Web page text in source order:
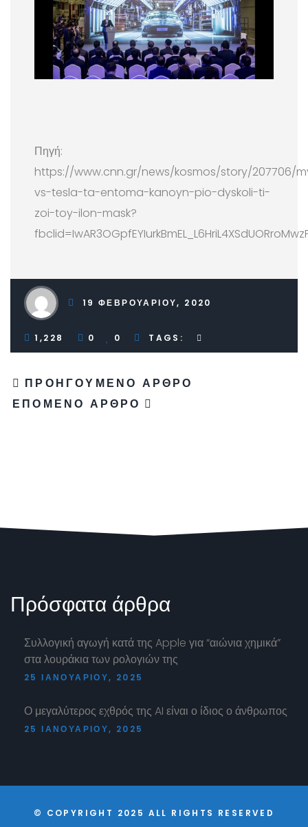
Πηγή:
https://www.cnn.gr/news/kosmos/story/207706/
vs-tesla-ta-entoma-kanoyn-pio-dyskoli-ti-
zoi-toy-ilon-mask?
19 ΦΕΒΡΟΥΑΡΊΟΥ, 2020
1,228 0 0 TAGS:
ΠΡΟΗΓΟΎΜΕΝΟ ΆΡΘΡΟ
ΕΠΌΜΕΝΟ ΆΡΘΡΟ
Πρόσφατα άρθρα
Συλλογική αγωγή κατά της Apple για “αιώνια χημικά”
στα λουράκια των ρολογιών της
25 ΙΑΝΟΥΑΡΊΟΥ, 2025
Ο μεγαλύτερος εχθρός της AI είναι ο ίδιος ο άνθρωπος
25 ΙΑΝΟΥΑΡΊΟΥ, 2025
© COPYRIGHT 2025 ALL RIGHTS RESERVED